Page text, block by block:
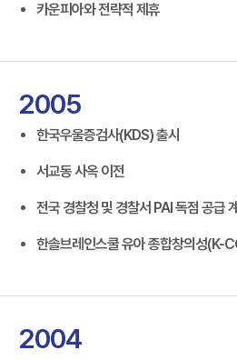
카운피아와 전략적 제휴
2005
한국우울증검사(KDS) 출시
서교동 사옥 이전
전국 경찰청 및 경찰서 PAI 독점 공급
한솔브레인스쿨 유아 종합창의성(K-
2004